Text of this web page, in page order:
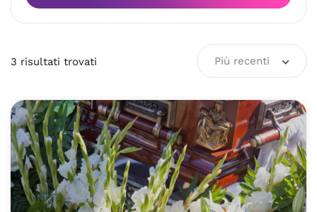
3 risultati trovati Più recenti